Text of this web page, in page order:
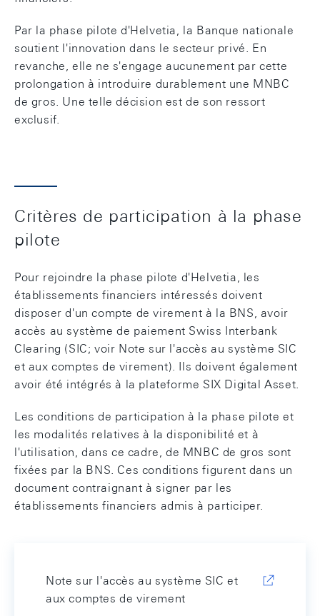
Par la phase pilote d'Helvetia, la Banque nationale
soutient l'innovation dans le secteur privé. En
revanche, elle ne s'engage aucunement par cette
prolongation à introduire durablement une MNBC
de gros. Une telle décision est de son ressort
exclusif.
Critères de participation à la phase
pilote
Pour rejoindre la phase pilote d'Helvetia, les
établissements financiers intéressés doivent
disposer d'un compte de virement à la BNS, avoir
accès au système de paiement Swiss Interbank
Clearing (SIC; voir Note sur l'accès au système SIC
et aux comptes de virement). Ils doivent également
avoir été intégrés à la plateforme SIX Digital Asset.
Les conditions de participation à la phase pilote et
les modalités relatives à la disponibilité et à
l'utilisation, dans ce cadre, de MNBC de gros sont
fixées par la BNS. Ces conditions figurent dans un
document contraignant à signer par les
établissements financiers admis à participer.
Note sur l'accès au système SIC et
aux comptes de virement